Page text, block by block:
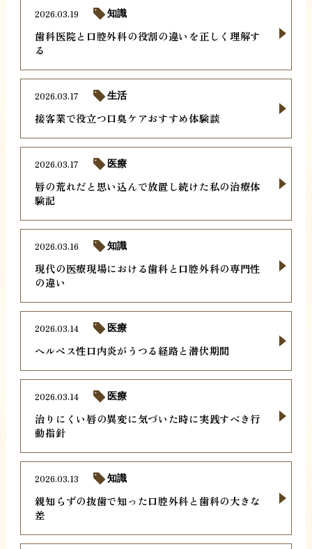
歯科医院と口腔外科の役割の違いを正しく理解す
る
2026.03.19 知識
接客業で役立つ口臭ケアおすすめ体験談
2026.03.17 生活
唇の荒れだと思い込んで放置し続けた私の治療体
験記
2026.03.17 医療
現代の医療現場における歯科と口腔外科の専門性
の違い
2026.03.16 知識
ヘルペス性口内炎がうつる経路と潜伏期間
2026.03.14 医療
治りにくい唇の異変に気づいた時に実践すべき行
動指針
2026.03.14 医療
親知らずの抜歯で知った口腔外科と歯科の大きな
差
2026.03.13 知識